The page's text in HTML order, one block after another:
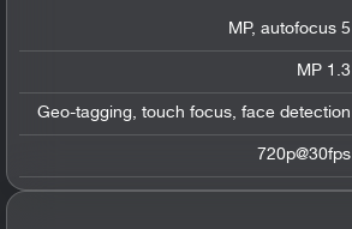
5 MP, autofocus
1.3 MP
Geo-tagging, touch focus, face detection
720p@30fps